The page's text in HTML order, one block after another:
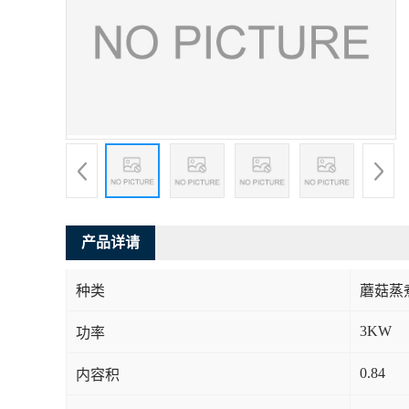
产品详请
种类 蘑菇蒸
功率 3KW
内容积 0.84